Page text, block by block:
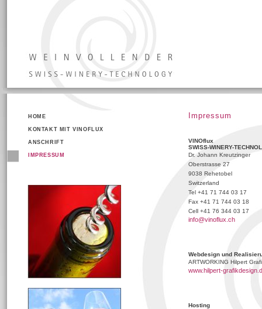
HOME
KONTAKT MIT VINOFLUX
ANSCHRIFT
IMPRESSUM
Impressum
VINOflux
SWISS-WINERY-
Dr. Johann Kreutzinger
Oberstrasse 27
9038 Rehetobel
Switzerland
Tel +41 71 744 03 17
Fax +41 71 744 03 18
Cell +41 76 344 03 17
info@vinoflux.ch
Webdesign und
ARTWORKING Hilpert
www.hilpert-
Hosting